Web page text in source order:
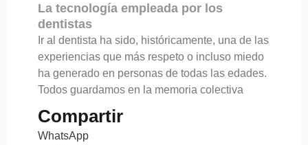
La tecnología empleada por los
dentistas
Ir al dentista ha sido, históricamente, una de las
experiencias que más respeto o incluso miedo
ha generado en personas de todas las edades.
Todos guardamos en la memoria colectiva
Compartir
WhatsApp